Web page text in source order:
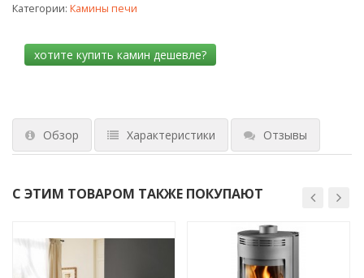
Категории: Камины печи
Обзор Характеристики Отзывы
С ЭТИМ ТОВАРОМ ТАКЖЕ ПОКУПАЮТ